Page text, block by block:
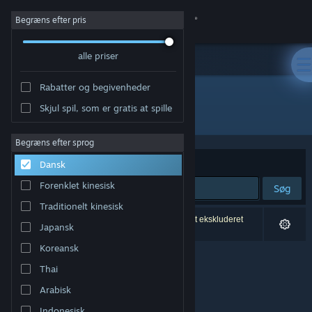
Log på
Om
Support
Skift sprog
Hent Steam-mobilappen
Vis desktop-webside
Begræns efter pris
alle priser
Rabatter og begivenheder
Skjul spil, som er gratis at spille
Begræns efter sprog
Dansk
Forenklet kinesisk
Traditionelt kinesisk
Japansk
Koreansk
Thai
Arabisk
Udvikler: iRacing
Sorter efter Relevans
Søg
0 resultater matcher din søgning. 3 titler er blevet ekskluderet
baseret på dine præferencer.